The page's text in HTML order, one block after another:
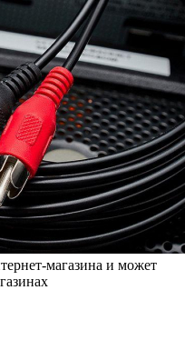
магазина и может